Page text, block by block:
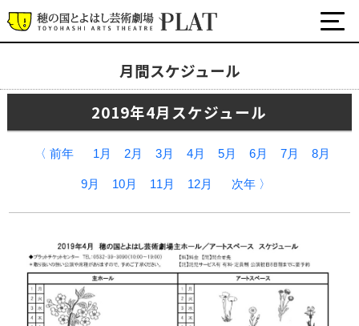
公式SNS
月間スケジュール
2019年4月スケジュール
〈 前年 1月 2月 3月 4月 5月 6月 7月 8月
9月 10月 11月 12月 次年 〉
月間スケジュール
プラットについて
関連団体・施設